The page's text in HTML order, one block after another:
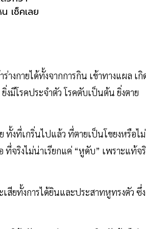
เช็คเลย
งกายได้ทั้งจากการกิน เข้าทางแผล เกิ
งมีโรคประจำตัว โรคตับเป็นต้น ยิ่งตาย
งที่เกริ่นไปแล้ว ที่ตายเป็นโขยงหรือไม่
จริงไม่น่าเรียกแค่ “หูดับ” เพราะแท้จ
ยทั้งการได้ยินและประสาทหูทรงตัว ซึ่ง